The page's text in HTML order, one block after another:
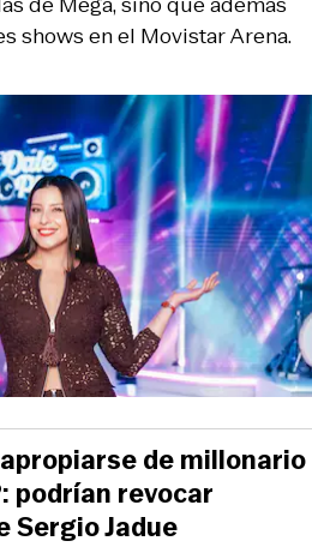
shows en el Movistar Arena.
de millonario
podrían revocar
Sergio Jadue